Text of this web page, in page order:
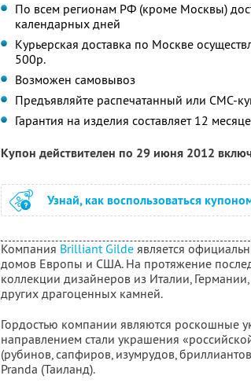
По всем регионам РФ (кроме Москвы)
календарных дней
Курьерская доставка по Москве
500р.
Возможен самовывоз
Предъявляйте распечатанный или СМС-
Гарантия на изделия составляет 12
Купон действителен по 29 июня 2012
Узнай, как воспользоваться
Компания Brilliant Gilde является
домов Европы и США. На протяжение
коллекции дизайнеров из Италии,
других драгоценных камней.
Гордостью компании являются роскошные
направлением стали украшения
(рубинов, сапфиров, изумрудов,
Pranda (Таиланд).